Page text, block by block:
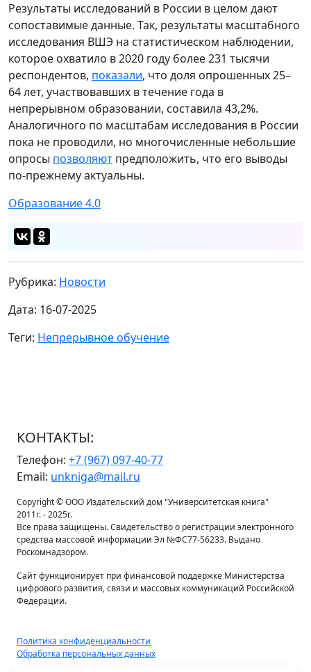
Результаты исследований в России в целом дают
сопоставимые данные. Так, результаты масштабного
исследования ВШЭ на статистическом наблюдении,
которое охватило в 2020 году более 231 тысячи
респондентов, показали, что доля опрошенных 25–
64 лет, участвовавших в течение года в
непрерывном образовании, составила 43,2%.
Аналогичного по масштабам исследования в России
пока не проводили, но многочисленные небольшие
опросы позволяют предположить, что его выводы
по-прежнему актуальны.
Образование 4.0
Рубрика: Новости
Дата: 16-07-2025
Теги: Непрерывное обучение
КОНТАКТЫ:
Телефон: +7 (967) 097-40-77
Email: unkniga@mail.ru
Copyright © ООО Издательский дом "Университетская книга"
2011г. - 2025г.
Все права защищены. Свидетельство о регистрации электронного
средства массовой информации Эл №ФС77-56233. Выдано
Роскомнадзором.
Сайт функционирует при финансовой поддержке Министерства
цифрового развития, связи и массовых коммуникаций Российской
Федерации.
Политика конфиденциальности
Обработка персональных данных